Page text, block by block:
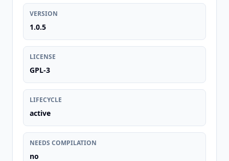
VERSION
1.0.5
LICENSE
GPL-3
LIFECYCLE
active
NEEDS COMPILATION
no